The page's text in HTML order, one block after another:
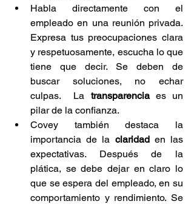
Habla directamente con el
empleado en una reunión privada.
Expresa tus preocupaciones clara
y respetuosamente, escucha lo que
tiene que decir. Se deben de
buscar soluciones, no echar
culpas.  La transparencia es un
pilar de la confianza.
Covey también destaca la
importancia de la claridad en las
expectativas. Después de la
plática, se debe dejar en claro lo
que se espera del empleado, en su
comportamiento y rendimiento. Se